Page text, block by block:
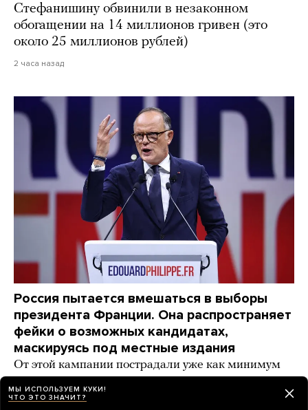
Стефанишину обвинили в незаконном
обогащении на 14 миллионов гривен (это
около 25 миллионов рублей)
2 часа назад
Россия пытается вмешаться в выборы
президента Франции. Она распространяет
фейки о возможных кандидатах,
маскируясь под местные издания
От этой кампании пострадали уже как минимум
три крупных политика
НОВОСТИ 7 часов назад
МЫ ИСПОЛЬЗУЕМ КУКИ!
ЧТО ЭТО ЗНАЧИТ?